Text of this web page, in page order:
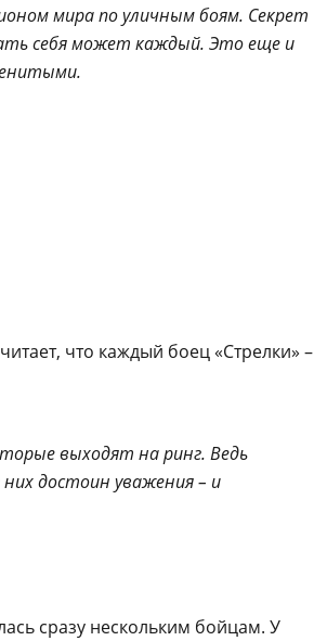
мира по уличным боям. Секрет
себя может каждый. Это еще и
что каждый боец «Стрелки» –
выходят на ринг. Ведь
достоин уважения – и
сразу нескольким бойцам. У